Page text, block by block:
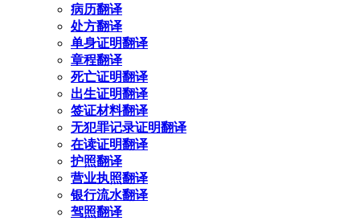
病历翻译
处方翻译
单身证明翻译
章程翻译
死亡证明翻译
出生证明翻译
签证材料翻译
无犯罪记录证明翻译
在读证明翻译
护照翻译
营业执照翻译
银行流水翻译
驾照翻译